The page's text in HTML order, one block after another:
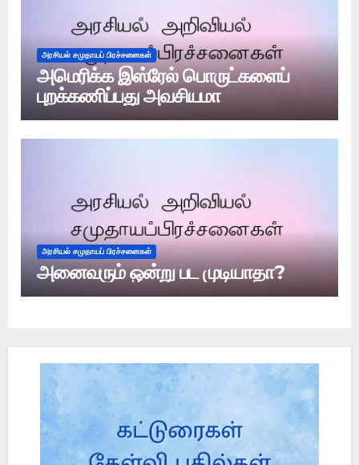
அரசியல் சமுதாயப் பிரச்சனைகள்
அமெரிக்க இஸ்ரேல் பொருட்களைப்
புறக்கணிப்பது அவசியமா
அரசியல் சமுதாயப் பிரச்சனைகள்
அனைவரும் ஒன்று பட முடியாதா?